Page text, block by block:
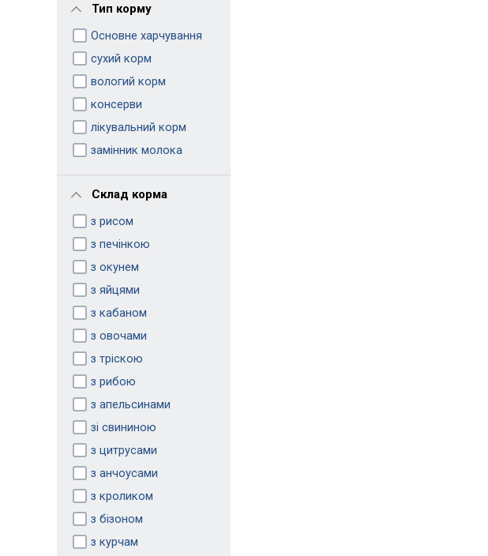
Тип корму
Основне харчування
сухий корм
вологий корм
консерви
лікувальний корм
замінник молока
Склад корма
з рисом
з печінкою
з окунем
з яйцями
з кабаном
з овочами
з тріскою
з рибою
з апельсинами
зі свининою
з цитрусами
з анчоусами
з кроликом
з бізоном
з курчам